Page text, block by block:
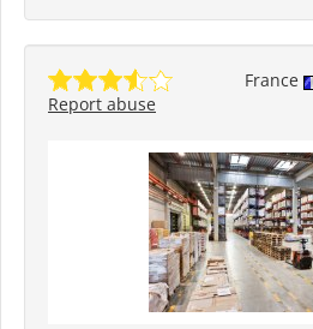
France
Report abuse